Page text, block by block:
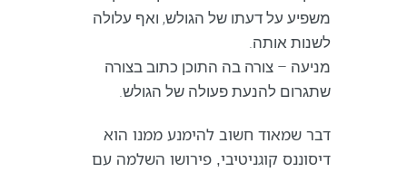
משפיע על דעתו של הגולש, ואף עלולה
לשנות אותה.
מניעה – צורה בה התוכן כתוב בצורה
שתגרום להנעת פעולה של הגולש.
דבר שמאוד חשוב להימנע ממנו הוא
דיסוננס קוגניטיבי, פירושו השלמה עם